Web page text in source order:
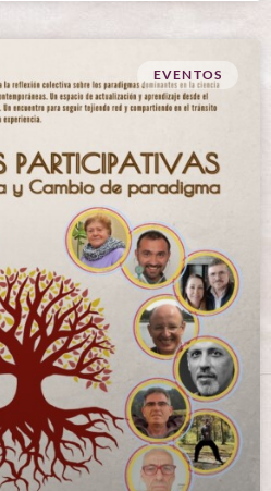
EVENTOS